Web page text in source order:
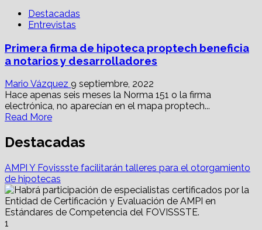
weetrust
y
Booster
buscarán
dinamizar
productos
hipotecarios
Destacadas
Entrevistas
Primera firma de hipoteca proptech beneficia
a notarios y desarrolladores
Mario Vázquez 9 septiembre, 2022
Hace apenas seis meses la Norma 151 o la firma
electrónica, no aparecían en el mapa proptech...
Read MoreRead
about
Primera
de
hipoteca
proptech
beneficia
a
Destacadas
AMPI Y Fovissste facilitarán talleres para el otorgamiento
de hipotecas
1